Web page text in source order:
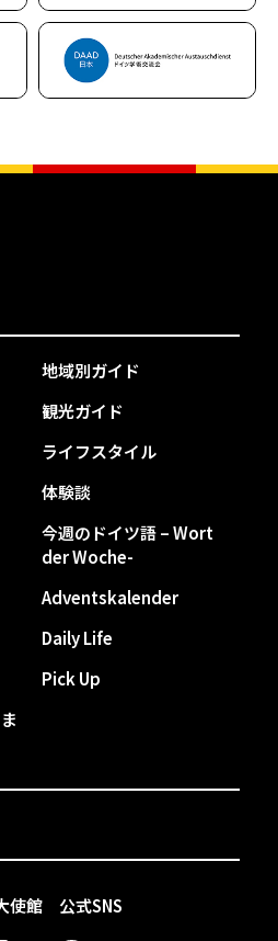
使館 公式SNS
地域別ガイド
観光ガイド
ライフスタイル
体験談
今週のドイツ語 – Wort
der Woche-
Adventskalender
Daily Life
Pick Up